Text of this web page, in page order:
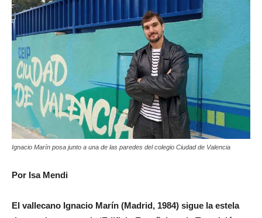
Ignacio Marín posa junto a una de las paredes del colegio Ciudad de Valencia
Por Isa Mendi
El vallecano Ignacio Marín (Madrid, 1984) sigue la estela